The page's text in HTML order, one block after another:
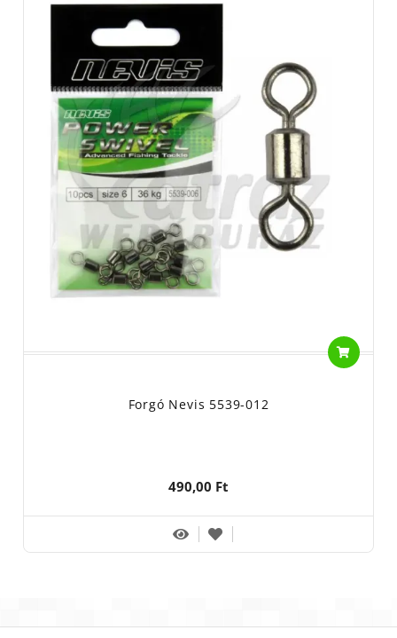
Forgó Nevis 5539-012
490,00 Ft